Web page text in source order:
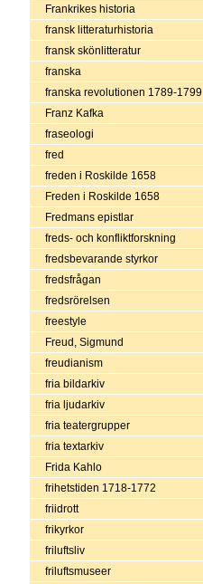
Frankrikes historia
fransk litteraturhistoria
fransk skönlitteratur
franska
franska revolutionen 1789-1799
Franz Kafka
fraseologi
fred
freden i Roskilde 1658
Freden i Roskilde 1658
Fredmans epistlar
freds- och konfliktforskning
fredsbevarande styrkor
fredsfrågan
fredsrörelsen
freestyle
Freud, Sigmund
freudianism
fria bildarkiv
fria ljudarkiv
fria teatergrupper
fria textarkiv
Frida Kahlo
frihetstiden 1718-1772
friidrott
frikyrkor
friluftsliv
friluftsmuseer